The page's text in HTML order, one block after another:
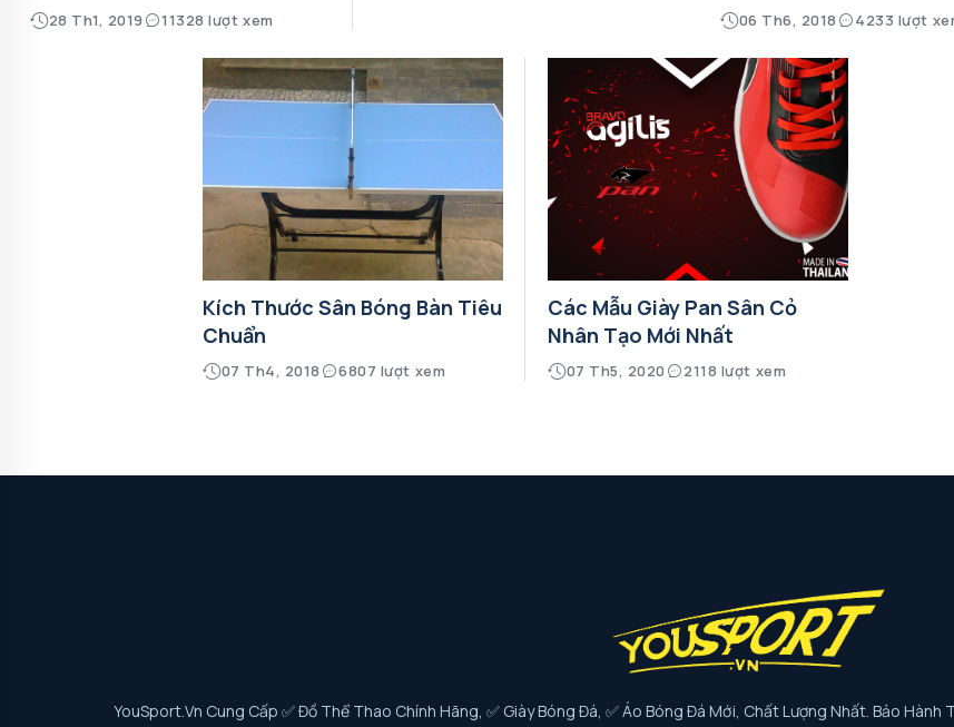
28 Th1, 2019 11328 lượt xem 06 Th6, 2018 4233 lượt
Kích Thước Sân Bóng Bàn Tiêu
Chuẩn
07 Th4, 2018 6807 lượt xem
Các Mẫu Giày Pan Sân Cỏ
Nhân Tạo Mới Nhất
07 Th5, 2020 2118 lượt xem
YouSport.vn Cung Cấp ✅ Đồ Thể Thao Chính Hãng, ✅ Giày Bóng Đá, ✅ Áo Bóng Đá Mới, Chất Lượng Nhất. Bảo